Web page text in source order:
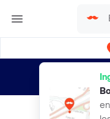
envíos